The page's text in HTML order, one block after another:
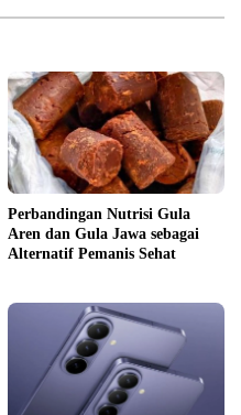
Perbandingan Nutrisi Gula
Aren dan Gula Jawa sebagai
Alternatif Pemanis Sehat